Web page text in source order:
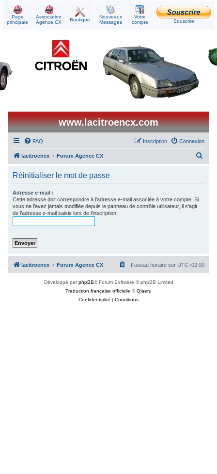
Page
principale
Association
Agence CX
Boutique
Nouveaux
Messages
Votre
compte
Souscrire
www.lacitroencx.com
FAQ Connexion
Inscription
lacitroencx Forum Agence CX
Réinitialiser le mot de passe
Adresse e-mail :
Cette adresse doit correspondre à l’adresse e-mail associée à votre compte. Si
vous ne l’avez jamais modifiée depuis le panneau de contrôle utilisateur, il s’agit
de l’adresse e-mail saisie lors de l’inscription.
lacitroencx Forum Agence CX Fuseau horaire sur UTC+02:00
Développé parphpBB® Forum Software © phpBB Limited
Traduction française officielle ©Qiaeru
Confidentialité | Conditions